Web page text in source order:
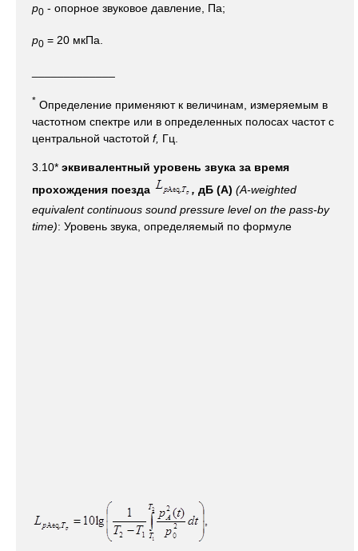
р0 - опорное звуковое давление, Па;
р0 = 20 мкПа.
* Определение применяют к величинам, измеряемым в
частотном спектре или в определенных полосах частот с
центральной частотой f, Гц.
3.10* эквивалентный уровень звука за время
прохождения поезда
, дБ (А) (A-weighted
equivalent continuous sound pressure level on the pass-by
time): Уровень звука, определяемый по формуле